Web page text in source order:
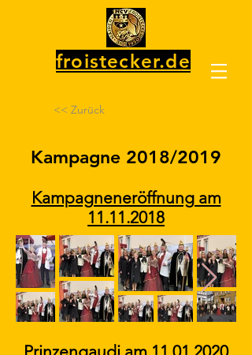
froistecker.de
<< Zurück
Kampagne 2018/2019
Kampagneneröffnung am
11.11.2018